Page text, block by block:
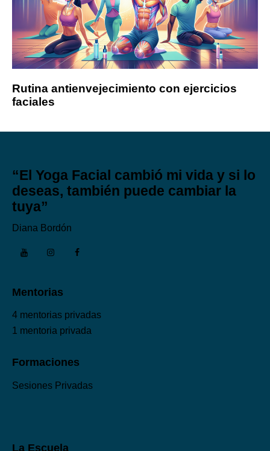
Rutina antienvejecimiento con ejercicios
faciales
“El Yoga Facial cambió mi vida y si lo
deseas, también puede cambiar la
tuya”
Diana Bordón
Mentorias
4 mentorias privadas
1 mentoria privada
Formaciones
Sesiones Privadas
La Escuela